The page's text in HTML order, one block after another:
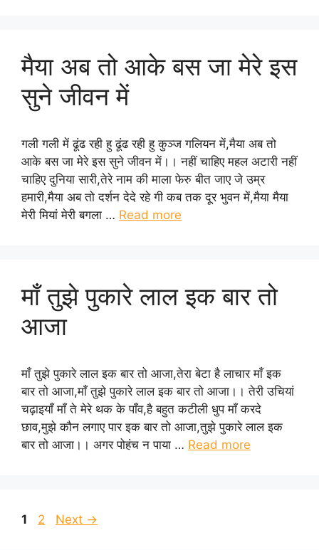
मैया अब तो आके बस जा मेरे इस
सुने जीवन में
गली गली में ढूंढ रही हु ढूंढ रही हु कुञ्ज गलियन में,मैया अब तो
आके बस जा मेरे इस सुने जीवन में।। नहीं चाहिए महल अटारी नहीं
चाहिए दुनिया सारी,तेरे नाम की माला फेरु बीत जाए जे उम्र
हमारी,मैया अब तो दर्शन देदे रहे गी कब तक दूर भुवन में,मैया मैया
मेरी मियां मेरी बगला … Read more
माँ तुझे पुकारे लाल इक बार तो
आजा
माँ तुझे पुकारे लाल इक बार तो आजा,तेरा बेटा है लाचार माँ इक
बार तो आजा,माँ तुझे पुकारे लाल इक बार तो आजा।। तेरी उचियां
चढ़ाइयाँ माँ ते मेरे थक के पाँव,है बहुत कटीली धुप माँ करदे
छाव,मुझे कौन लगाए पार इक बार तो आजा,तुझे पुकारे लाल इक
बार तो आजा।। अगर पोहंच न पाया … Read more
Page
1 Page
2 Next →